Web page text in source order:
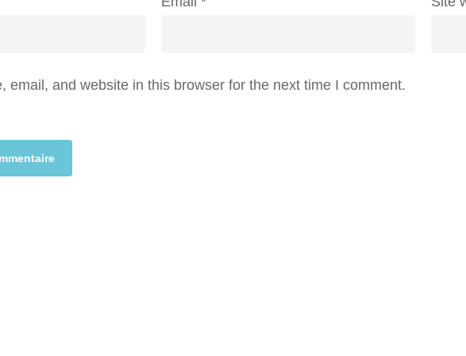
email, and website in this browser for the next time I comment.